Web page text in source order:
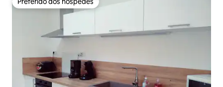
Preferido dos hóspedes